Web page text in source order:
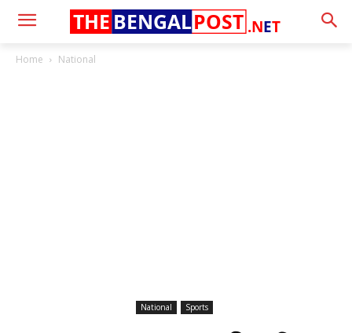
.NET
THE BENGALPOST
Home National
National Sports